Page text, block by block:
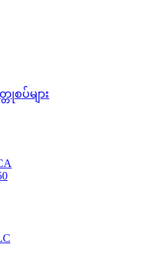
စပ်များ